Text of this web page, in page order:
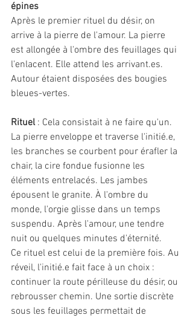
épines
Après le premier rituel du désir, on
arrive à la pierre de l'amour. La pierre
est allongée à l'ombre des feuillages qui
l'enlacent. Elle attend les arrivant.es.
Autour étaient disposées des bougies
bleues-vertes.
Rituel : Cela consistait à ne faire qu'un.
La pierre enveloppe et traverse l'initié.e,
les branches se courbent pour érafler la
chair, la cire fondue fusionne les
éléments entrelacés. Les jambes
épousent le granite. À l'ombre du
monde, l'orgie glisse dans un temps
suspendu. Après l'amour, une tendre
nuit ou quelques minutes d'éternité.
Ce rituel est celui de la première fois. Au
réveil, l'initié.e fait face à un choix :
continuer la route périlleuse du désir, ou
rebrousser chemin. Une sortie discrète
sous les feuillages permettait de